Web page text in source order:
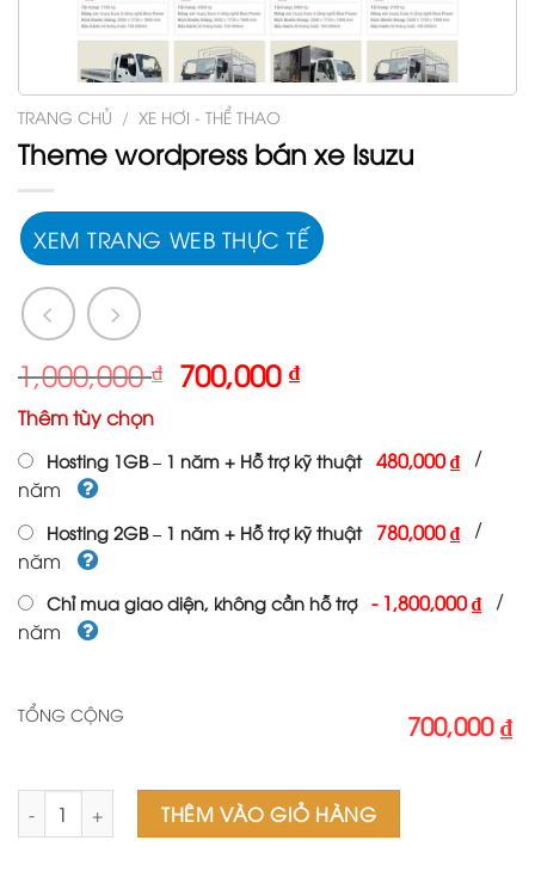
TRANG CHỦ / XE HƠI - THỂ THAO
Theme wordpress bán xe Isuzu
XEM TRANG WEB THỰC TẾ
1,000,000₫ Giá
gốc
1,000,000 ₫.
700,000₫Giá
là:
Thêm tùy chọn
Hosting 1GB – 1 năm + Hỗ trợ kỹ thuật 480,000 ₫ /
năm
Hosting 2GB – 1 năm + Hỗ trợ kỹ thuật 780,000 ₫ /
năm
Chỉ mua giao diện, không cần hỗ trợ -1,800,000 ₫ /
năm
TỔNG CỘNG 700,000 ₫
Theme wordpress bán xe Isuzu số lượng
THÊM VÀO GIỎ HÀNG